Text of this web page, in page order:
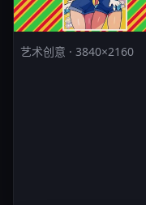
艺术创意 · 3840×2160